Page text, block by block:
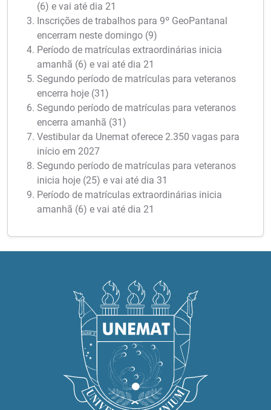
(6) e vai até dia 21
Inscrições de trabalhos para 9º GeoPantanal
encerram neste domingo (9)
Período de matrículas extraordinárias inicia
amanhã (6) e vai até dia 21
Segundo período de matrículas para veteranos
encerra hoje (31)
Segundo período de matrículas para veteranos
encerra amanhã (31)
Vestibular da Unemat oferece 2.350 vagas para
início em 2027
Segundo período de matrículas para veteranos
inicia hoje (25) e vai até dia 31
Período de matrículas extraordinárias inicia
amanhã (6) e vai até dia 21